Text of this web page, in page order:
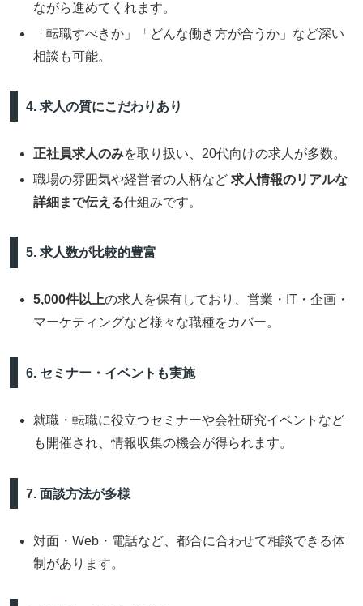
ながら進めてくれます。
「転職すべきか」「どんな働き方が合うか」など深い
相談も可能。
4. 求人の質にこだわりあり
正社員求人のみを取り扱い、20代向けの求人が多数。
職場の雰囲気や経営者の人柄など求人情報のリアルな
詳細まで伝える仕組みです。
5. 求人数が比較的豊富
5,000件以上の求人を保有しており、営業・IT・企画・
マーケティングなど様々な職種をカバー。
6. セミナー・イベントも実施
就職・転職に役立つセミナーや会社研究イベントなど
も開催され、情報収集の機会が得られます。
7. 面談方法が多様
対面・Web・電話など、都合に合わせて相談できる体
制があります。